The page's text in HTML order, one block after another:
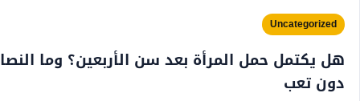
Uncategorized
هل يكتمل حمل المرأة بعد سن الأربعين؟ وما
دون تعب